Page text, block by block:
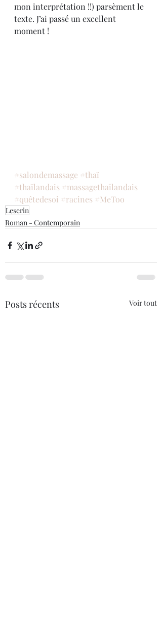
mon interprétation !!) parsèment le
texte. J’ai passé un excellent
moment !
#salondemassage #thaï
#thaïlandais #massagethaîlandais
#quêtedesoi #racines #MeToo
Leserin
Roman - Contemporain
Posts récents Voir tout